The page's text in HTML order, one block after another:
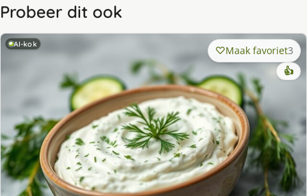
Probeer dit ook
AI-kok Maak favoriet3
👍